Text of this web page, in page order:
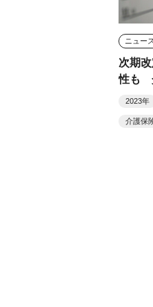
ニュース
次期
性も
議論
2023年
介護保